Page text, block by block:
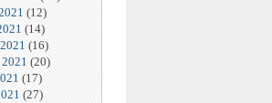
(12)
(14)
(16)
(20)
(17)
(27)